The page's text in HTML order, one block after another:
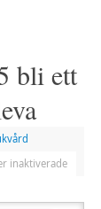
bli ett
inaktiverade